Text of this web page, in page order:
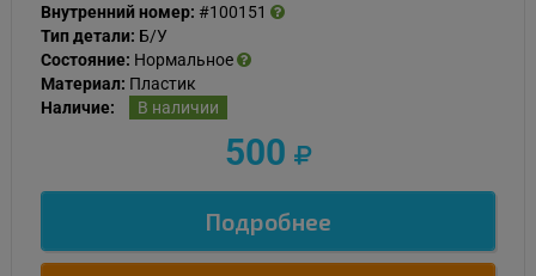
Внутренний номер: #100151
Тип детали: Б/У
Состояние: Нормальное
Материал: Пластик
Наличие:
В наличии
500
Подробнее